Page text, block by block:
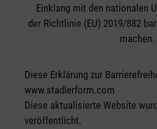
Einklang mit den nationalen
der Richtlinie (EU) 2019/882
machen.
Diese Erklärung zur
www.stadlerform.com
Diese aktualisierte Website
veröffentlicht.